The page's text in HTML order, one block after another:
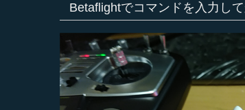
Betaflightでコマンドを入力し